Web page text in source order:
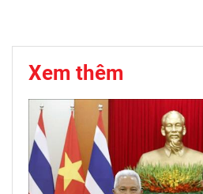
Xem thêm